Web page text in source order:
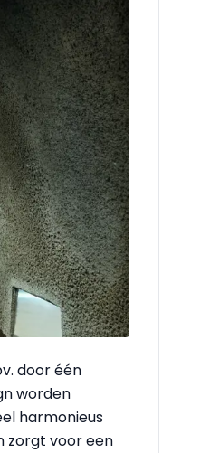
door één
worden
harmonieus
zorgt voor een